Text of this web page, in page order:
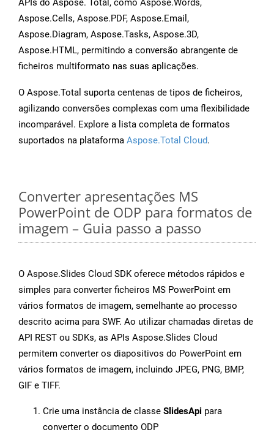
APIs do Aspose. Total, como Aspose.Words,
Aspose.Cells, Aspose.PDF, Aspose.Email,
Aspose.Diagram, Aspose.Tasks, Aspose.3D,
Aspose.HTML, permitindo a conversão abrangente de
ficheiros multiformato nas suas aplicações.
O Aspose.Total suporta centenas de tipos de ficheiros,
agilizando conversões complexas com uma flexibilidade
incomparável. Explore a lista completa de formatos
suportados na plataforma Aspose.Total Cloud.
Converter apresentações MS
PowerPoint de ODP para formatos de
imagem – Guia passo a passo
O Aspose.Slides Cloud SDK oferece métodos rápidos e
simples para converter ficheiros MS PowerPoint em
vários formatos de imagem, semelhante ao processo
descrito acima para SWF. Ao utilizar chamadas diretas de
API REST ou SDKs, as APIs Aspose.Slides Cloud
permitem converter os diapositivos do PowerPoint em
vários formatos de imagem, incluindo JPEG, PNG, BMP,
GIF e TIFF.
Crie uma instância de classe SlidesApi para
converter o documento ODP